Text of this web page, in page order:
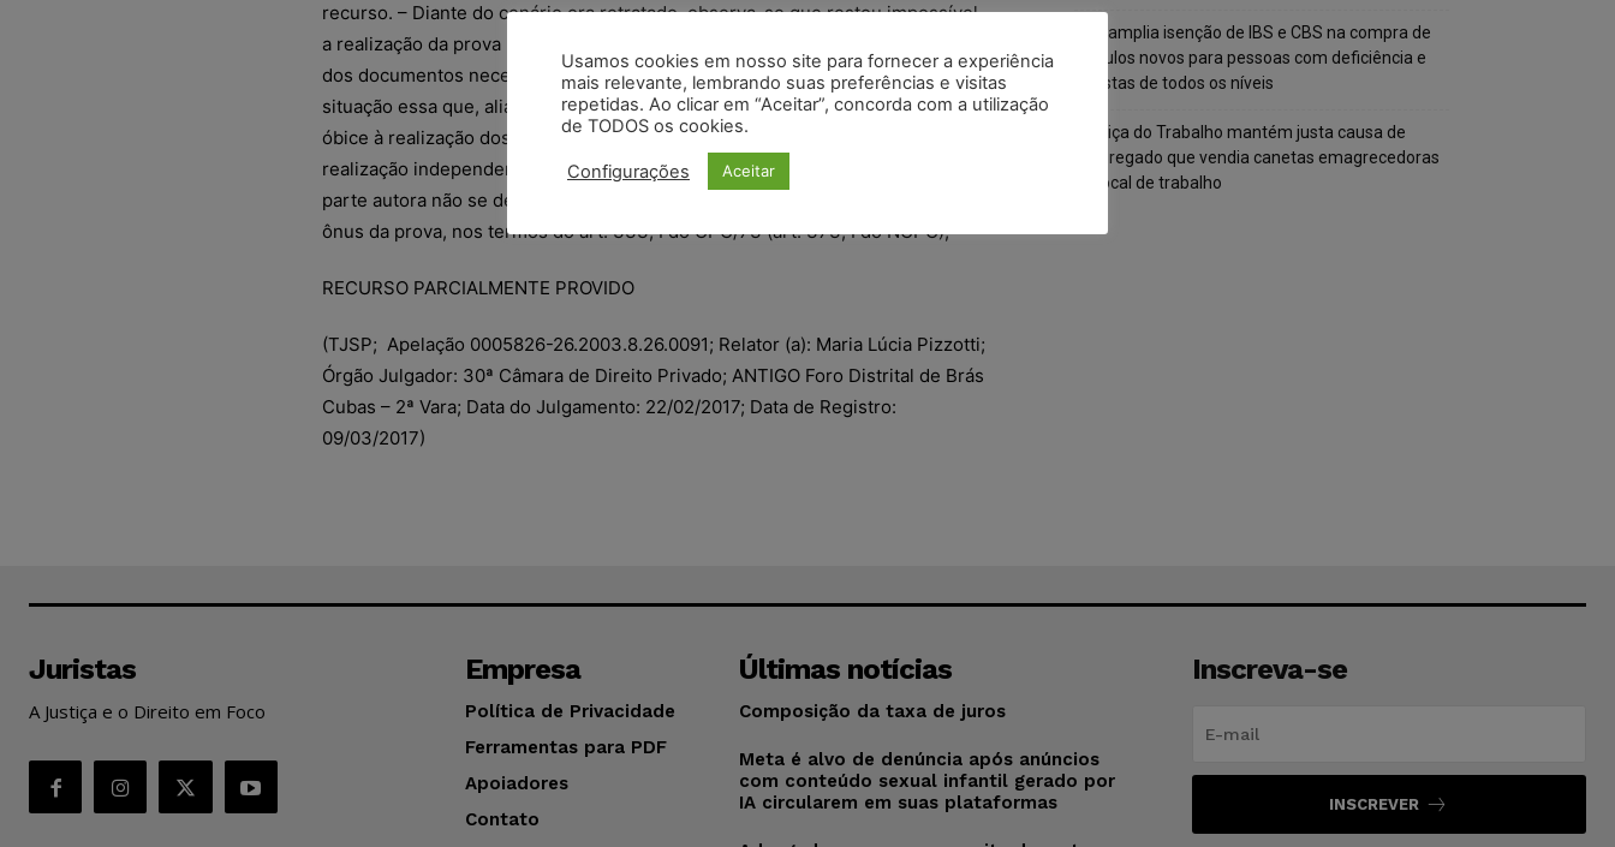
recurso. – Diante do cenário ora retratado, observa-se que restou impossível
a realização da prova pericial em decorrência da ausência de apresentação
dos documentos necessários para a execução do trabalho do processo,
situação essa que, aliás, foi apontada pelos dois peritos nomeados como
óbice à realização dos trabalhas, mas que a recorrente insiste na sua
realização independentemente destes – cerceamento de defesa refutado; – A
parte autora não se desincumbiu de provar o alegado, recaindo sobre ela o
ônus da prova, nos termos do art. 333, I do CPC/73 (art. 373, I do NCPC);
RECURSO PARCIALMENTE PROVIDO
(TJSP; Apelação 0005826-26.2003.8.26.0091; Relator (a): Maria Lúcia Pizzotti;
Órgão Julgador: 30ª Câmara de Direito Privado; ANTIGO Foro Distrital de Brás
Cubas – 2ª Vara; Data do Julgamento: 22/02/2017; Data de Registro:
09/03/2017)
STF amplia isenção de IBS e CBS na compra de
veículos novos para pessoas com deficiência e
autistas de todos os níveis
Justiça do Trabalho mantém justa causa de
empregado que vendia canetas emagrecedoras
no local de trabalho
Juristas
A Justiça e o Direito em Foco
Empresa
Política de Privacidade
Ferramentas para PDF
Apoiadores
Contato
Últimas notícias
Composição da taxa de juros
Meta é alvo de denúncia após anúncios
com conteúdo sexual infantil gerado por
IA circularem em suas plataformas
Inscreva-se
INSCREVER
Usamos cookies em nosso site para fornecer a experiência
mais relevante, lembrando suas preferências e visitas
repetidas. Ao clicar em “Aceitar”, concorda com a utilização
de TODOS os cookies.
Configurações Aceitar